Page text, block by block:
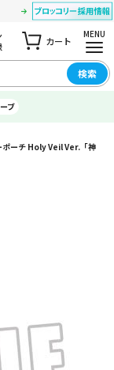
カート
MENU
検索
ブ
ポーチ Holy Veil Ver.「神